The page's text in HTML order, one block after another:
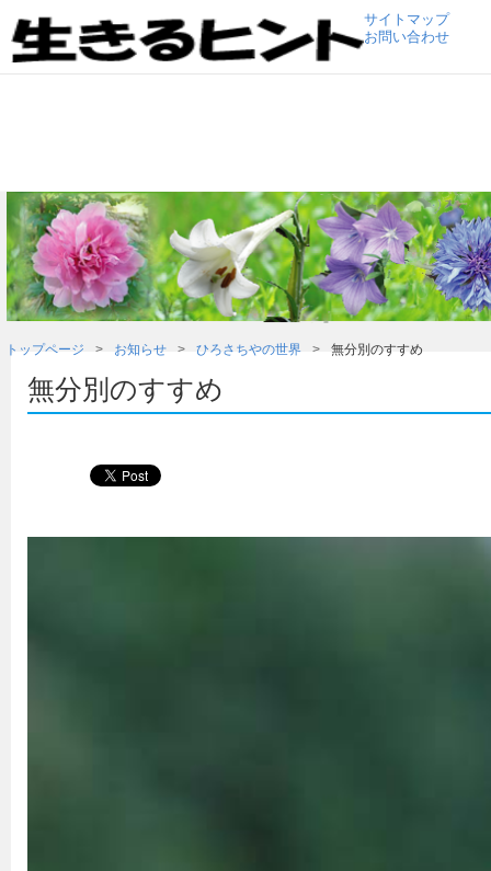
サイトマップ
お問い合わせ
トップページ お知らせ ひろさちやの世界 無分別のすすめ
無分別のすすめ